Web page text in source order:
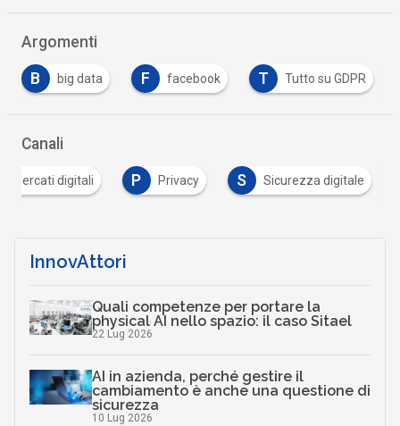
Argomenti
B big data F facebook T Tutto su GDPR
Canali
Mercati digitali P Privacy S Sicurezza digitale
InnovAttori
Quali competenze per portare la
physical AI nello spazio: il caso Sitael
22 Lug 2026
AI in azienda, perché gestire il
cambiamento è anche una questione di
sicurezza
10 Lug 2026